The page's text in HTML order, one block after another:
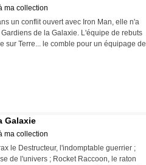
ma collection
un conflit ouvert avec Iron Man, elle n'a
de la Galaxie. L'équipe de rebuts
sur Terre... le comble pour un équipage de
Galaxie
ma collection
le Destructeur, l'indomptable guerrier ;
de l'univers ; Rocket Raccoon, le raton